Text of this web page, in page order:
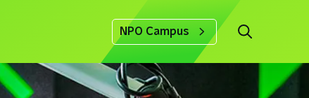
NPO Campus